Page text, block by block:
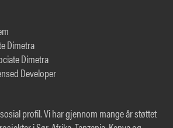
Dimetra
Dimetra
Developer
profil. Vi har gjennom mange år støttet